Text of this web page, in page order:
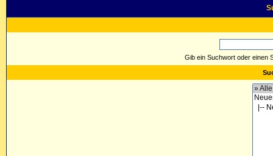
Gib ein Suchwort oder einen